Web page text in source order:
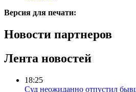
Версия для печати:
Новости партнеров
Лента новостей
18:25
Суд неожиданно отпустил